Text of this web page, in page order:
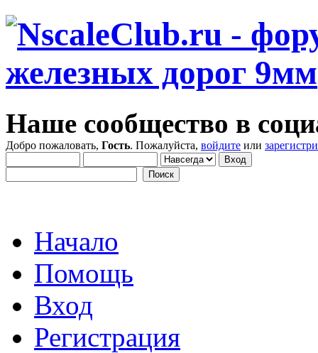
Наше сообщество в
Добро пожаловать, Гость. Пожалуйста, войдите или
Начало
Помощь
Вход
Регистрация